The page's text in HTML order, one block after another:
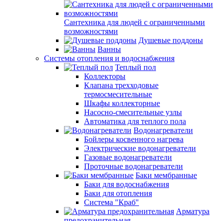
Сантехника для людей с ограниченными
возможностями
Душевые поддоны
Ванны
Системы отопления и водоснабжения
Теплый пол
Коллекторы
Клапана трехходовые
термосмесительные
Шкафы коллекторные
Насосно-смесительные узлы
Автоматика для теплого пола
Водонагреватели
Бойлеры косвенного нагрева
Электрические водонагреватели
Газовые водонагреватели
Проточные водонагреватели
Баки мембранные
Баки для водоснабжения
Баки для отопления
Система "Краб"
Арматура